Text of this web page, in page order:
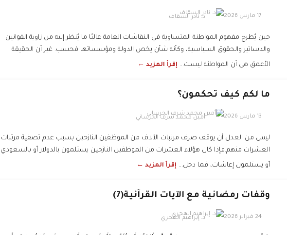
17 مارس 2026 د. نادر السقاف
حين يُطرح مفهوم المواطنة المتساوية في النقاشات العامة غالبًا ما يُنظر إليه من زاوية القوانين
والدساتير والحقوق السياسية، وكأنه شأن يخص الدولة ومؤسساتها فحسب. غير أن الحقيقة
الأعمق هي أن المواطنة ليست... إقرأ المزيد ←
ما لكم كيف تحكمون؟
13 مارس 2026 أمين محمد شرف الخرساني
ليس من العدل أن يوقف صرف مرتبات الآلاف من الموظفين النازحين بسبب عدم تصفية مرتبات
العشرات منهم.فإذا كان هؤلاء العشرات من الموظفين النازحين يستلمون بالدولار أو بالسعودي
أو يستلمون إعاشات، فما دخل... إقرأ المزيد ←
وقفات رمضانية مع الآيات القرآنية(7)
24 فبراير 2026 د. إبراهيم الهجري